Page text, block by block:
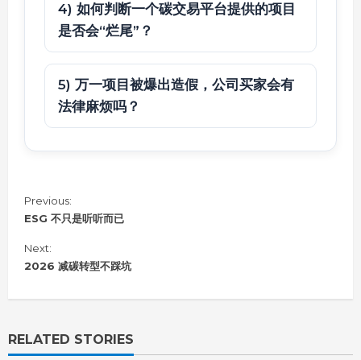
4) 如何判断一个碳交易平台提供的项目
是否会“烂尾”？
5) 万一项目被爆出造假，公司买家会有
法律麻烦吗？
C
o
t
i
u
R
e
Previous:
ESG 不只是听听而已
Next:
2026 减碳转型不踩坑
RELATED STORIES